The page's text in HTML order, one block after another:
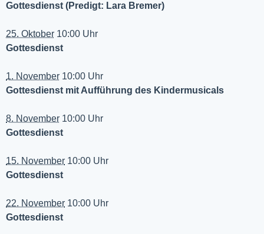
Gottesdienst (Predigt: Lara Bremer)
25. Oktober 10:00 Uhr
Gottesdienst
1. November 10:00 Uhr
Gottesdienst mit Aufführung des Kindermusicals
8. November 10:00 Uhr
Gottesdienst
15. November 10:00 Uhr
Gottesdienst
22. November 10:00 Uhr
Gottesdienst